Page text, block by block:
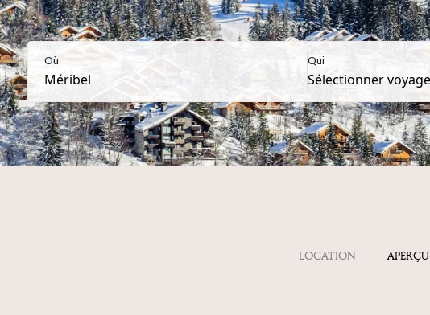
Où Qui
LOCATION APERÇU